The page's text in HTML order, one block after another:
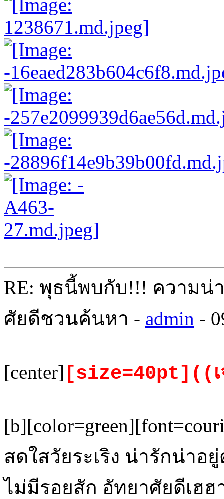
RE: พุธนี้พบกับ!!! ความน่
ศัยดีชวนค้นหา - admin -
[center] [size=40pt]((
สดใสวัยระเริง น่ารักน่าอ
ไม่มีรอยสัก อัทยาศัยดีเฮ